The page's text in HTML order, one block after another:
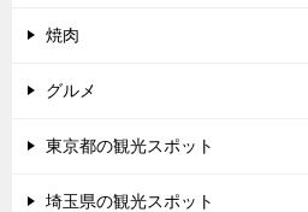
焼肉
グルメ
東京都の観光スポット
埼玉県の観光スポット